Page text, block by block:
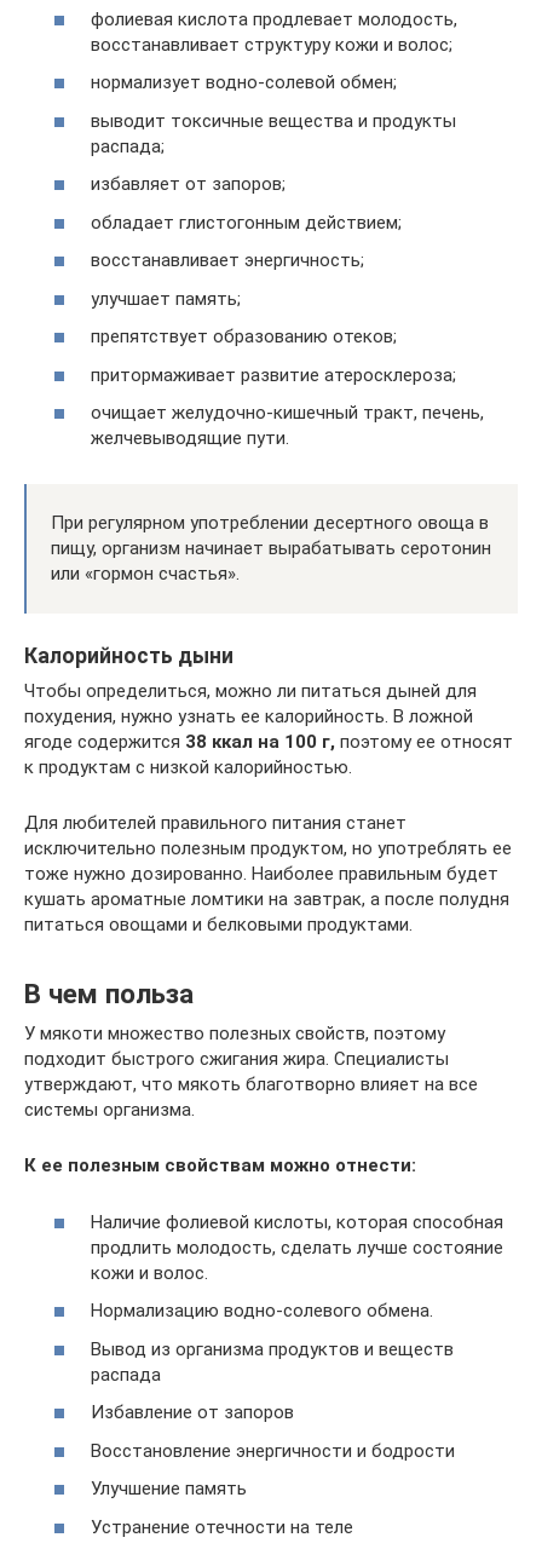
фолиевая кислота продлевает молодость,
восстанавливает структуру кожи и волос;
нормализует водно-солевой обмен;
выводит токсичные вещества и продукты
распада;
избавляет от запоров;
обладает глистогонным действием;
восстанавливает энергичность;
улучшает память;
препятствует образованию отеков;
притормаживает развитие атеросклероза;
очищает желудочно-кишечный тракт, печень,
желчевыводящие пути.
При регулярном употреблении десертного овоща в
пищу, организм начинает вырабатывать серотонин
или «гормон счастья».
Калорийность дыни
Чтобы определиться, можно ли питаться дыней для
похудения, нужно узнать ее калорийность. В ложной
ягоде содержится 38 ккал на 100 г, поэтому ее относят
к продуктам с низкой калорийностью.
Для любителей правильного питания станет
исключительно полезным продуктом, но употреблять ее
тоже нужно дозированно. Наиболее правильным будет
кушать ароматные ломтики на завтрак, а после полудня
питаться овощами и белковыми продуктами.
В чем польза
У мякоти множество полезных свойств, поэтому
подходит быстрого сжигания жира. Специалисты
утверждают, что мякоть благотворно влияет на все
системы организма.
К ее полезным свойствам можно отнести:
Наличие фолиевой кислоты, которая способная
продлить молодость, сделать лучше состояние
кожи и волос.
Нормализацию водно-солевого обмена.
Вывод из организма продуктов и веществ
распада
Избавление от запоров
Восстановление энергичности и бодрости
Улучшение память
Устранение отечности на теле